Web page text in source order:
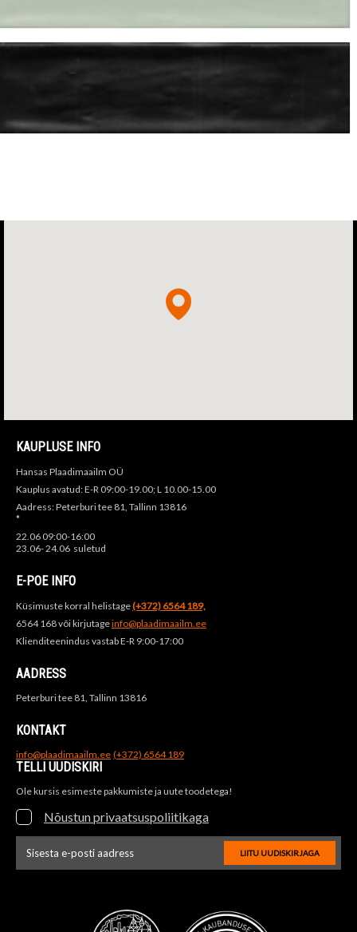
KAUPLUSE INFO
Hansas Plaadimaailm OÜ
Kauplus avatud: E-R 09:00-19.00; L 10.00-15.00
Aadress: Peterburi tee 81, Tallinn 13816
*
22.06 09:00-16:00
23.06- 24.06 suletud
E-POE INFO
Küsimuste korral helistage(+372) 6564 189,
6564 168 või kirjutageinfo@plaadimaailm.ee
Klienditeenindus vastab E-R 9:00-17:00
AADRESS
Peterburi tee 81, Tallinn 13816
KONTAKT
info@plaadimaailm.ee (+372) 6564 189
TELLI UUDISKIRI
Ole kursis esimeste pakkumiste ja uute toodetega!
Nõustun privaatsuspoliitikaga
LIITU UUDISKIRJAGA